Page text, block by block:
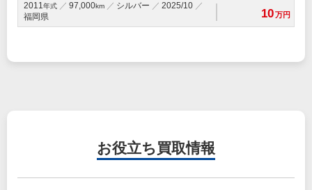
2011年式 97,000km シルバー
2025/10
福岡県
10万円
お役立ち 買取情報